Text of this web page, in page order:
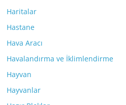
Haritalar
Hastane
Hava Aracı
Havalandırma ve İklimlendirme
Hayvan
Hayvanlar